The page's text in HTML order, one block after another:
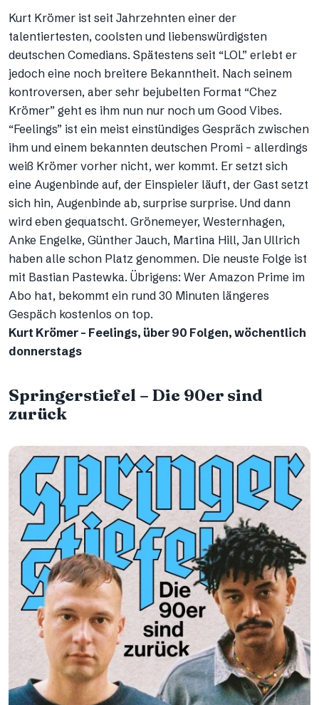
Kurt Krömer ist seit Jahrzehnten einer der
talentiertesten, coolsten und liebenswürdigsten
deutschen Comedians. Spätestens seit “LOL” erlebt er
jedoch eine noch breitere Bekanntheit. Nach seinem
kontroversen, aber sehr bejubelten Format “Chez
Krömer” geht es ihm nun nur noch um Good Vibes.
“Feelings” ist ein meist einstündiges Gespräch zwischen
ihm und einem bekannten deutschen Promi – allerdings
weiß Krömer vorher nicht, wer kommt. Er setzt sich
eine Augenbinde auf, der Einspieler läuft, der Gast setzt
sich hin, Augenbinde ab, surprise surprise. Und dann
wird eben gequatscht. Grönemeyer, Westernhagen,
Anke Engelke, Günther Jauch, Martina Hill, Jan Ullrich
haben alle schon Platz genommen. Die neuste Folge ist
mit Bastian Pastewka. Übrigens: Wer Amazon Prime im
Abo hat, bekommt ein rund 30 Minuten längeres
Gespäch kostenlos on top.
Kurt Krömer – Feelings, über 90 Folgen, wöchentlich
donnerstags
Springerstiefel – Die 90er sind
zurück